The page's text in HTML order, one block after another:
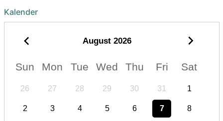
Kalender
August 2026
Sun Mon Tue Wed Thu Fri Sat
26 27 28 29 30 31 1
2 3 4 5 6 7 8